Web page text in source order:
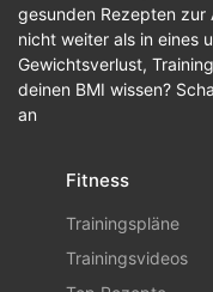
gesunden Rezepten zur
nicht weiter als in eines
Gewichtsverlust,
deinen BMI wissen?
an
Fitness
Trainingspläne
Trainingsvideos